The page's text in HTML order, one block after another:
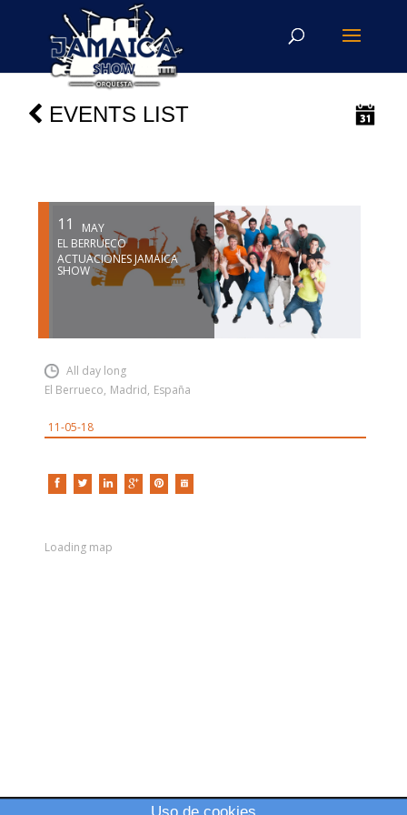
EVENTS LIST
11
MAY
EL BERRUECO
ACTUACIONES JAMAICA
SHOW
All day long
El Berrueco, Madrid, España
11-05-18
Loading map